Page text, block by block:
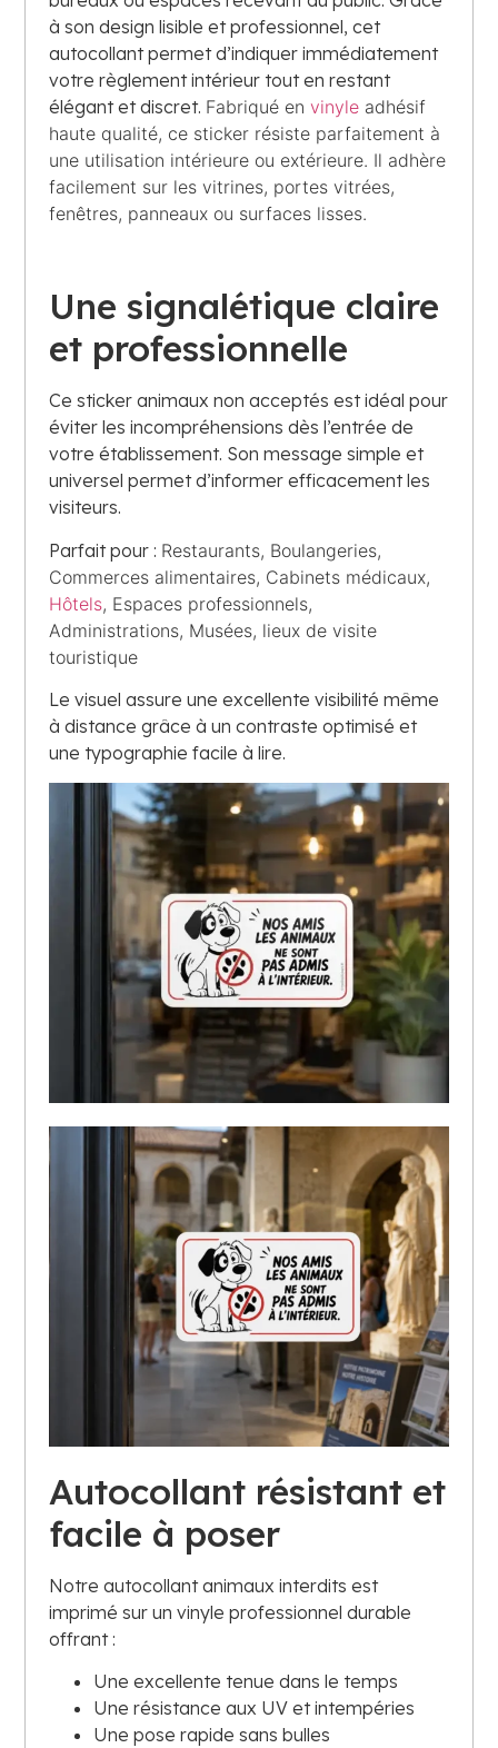
à son design lisible et professionnel, cet
autocollant permet d’indiquer immédiatement
votre règlement intérieur tout en restant
élégant et discret. Fabriqué en vinyleadhésif
haute qualité, ce sticker résiste parfaitement à
une utilisation intérieure ou extérieure. Il adhère
facilement sur les vitrines, portes vitrées,
fenêtres, panneaux ou surfaces lisses.
Une signalétique claire
et professionnelle
Ce sticker animaux non acceptés est idéal pour
éviter les incompréhensions dès l’entrée de
votre établissement. Son message simple et
universel permet d’informer efficacement les
visiteurs.
Parfait pour : Restaurants, Boulangeries,
Commerces alimentaires, Cabinets médicaux,
Hôtels, Espaces professionnels,
Administrations, Musées, lieux de visite
touristique
Le visuel assure une excellente visibilité même
à distance grâce à un contraste optimisé et
une typographie facile à lire.
Autocollant résistant et
facile à poser
Notre autocollant animaux interdits est
imprimé sur un vinyle professionnel durable
offrant :
Une excellente tenue dans le temps
Une résistance aux UV et intempéries
Une pose rapide sans bulles